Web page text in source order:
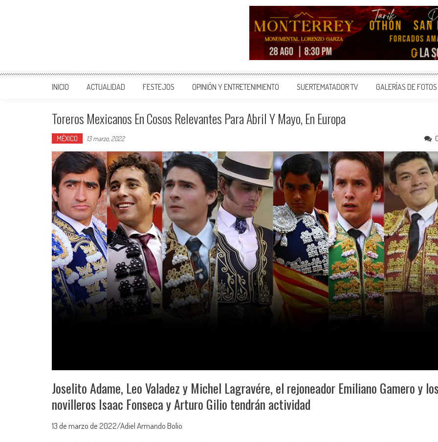
INICIO ACTUALIDAD FESTEJOS OPINIÓN Y ENTRETENIMIENTO SUERTEMATADOR TV GALERÍAS DE FOTOS
Toreros Mexicanos En Cosos Relevantes Para Abril Y Mayo, En Europa
MÉXICO 13 marzo, 2022
Joselito Adame, Leo Valadez y Michel Lagravére, el rejoneador Emiliano Gamero y
novilleros Isaac Fonseca y Arturo Gilio tendrán actividad
13 de marzo de 2022/Adiel Armando Bolio